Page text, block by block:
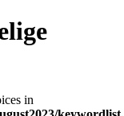
in